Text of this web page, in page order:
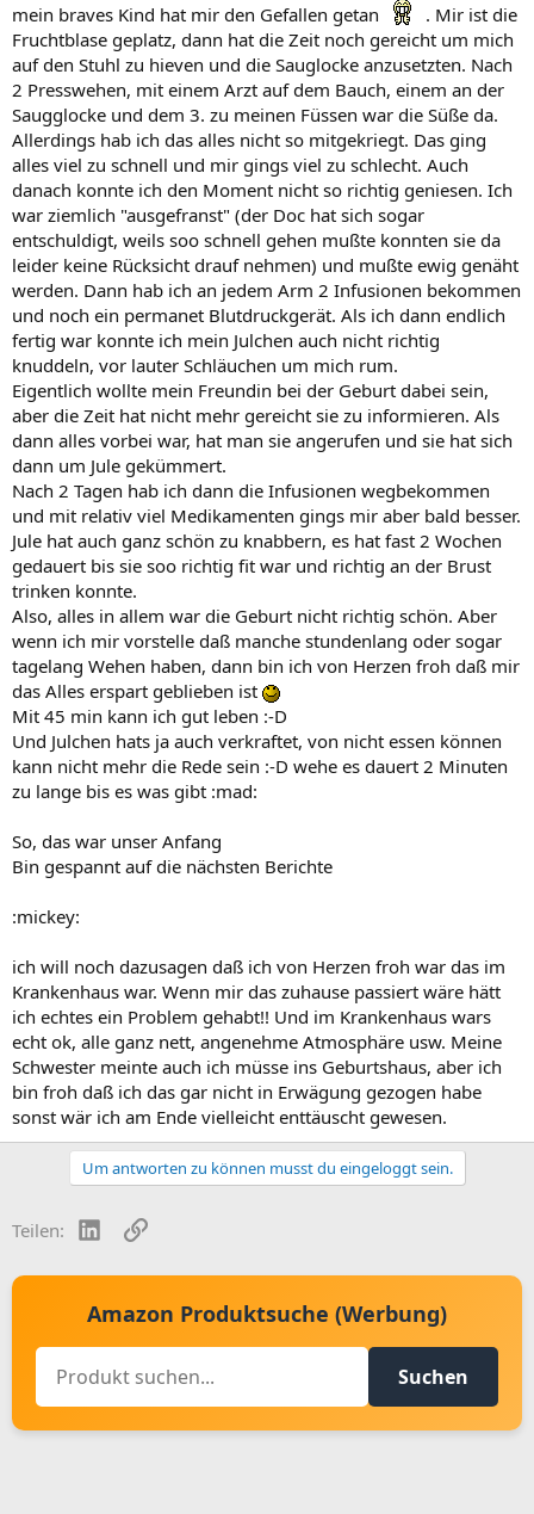
mein braves Kind hat mir den Gefallen getan
. Mir ist die
Fruchtblase geplatz, dann hat die Zeit noch gereicht um mich
auf den Stuhl zu hieven und die Sauglocke anzusetzten. Nach
2 Presswehen, mit einem Arzt auf dem Bauch, einem an der
Saugglocke und dem 3. zu meinen Füssen war die Süße da.
Allerdings hab ich das alles nicht so mitgekriegt. Das ging
alles viel zu schnell und mir gings viel zu schlecht. Auch
danach konnte ich den Moment nicht so richtig geniesen. Ich
war ziemlich "ausgefranst" (der Doc hat sich sogar
entschuldigt, weils soo schnell gehen mußte konnten sie da
leider keine Rücksicht drauf nehmen) und mußte ewig genäht
werden. Dann hab ich an jedem Arm 2 Infusionen bekommen
und noch ein permanet Blutdruckgerät. Als ich dann endlich
fertig war konnte ich mein Julchen auch nicht richtig
knuddeln, vor lauter Schläuchen um mich rum.
Eigentlich wollte mein Freundin bei der Geburt dabei sein,
aber die Zeit hat nicht mehr gereicht sie zu informieren. Als
dann alles vorbei war, hat man sie angerufen und sie hat sich
dann um Jule gekümmert.
Nach 2 Tagen hab ich dann die Infusionen wegbekommen
und mit relativ viel Medikamenten gings mir aber bald besser.
Jule hat auch ganz schön zu knabbern, es hat fast 2 Wochen
gedauert bis sie soo richtig fit war und richtig an der Brust
trinken konnte.
Also, alles in allem war die Geburt nicht richtig schön. Aber
wenn ich mir vorstelle daß manche stundenlang oder sogar
tagelang Wehen haben, dann bin ich von Herzen froh daß mir
das Alles erspart geblieben ist
Mit 45 min kann ich gut leben :-D
Und Julchen hats ja auch verkraftet, von nicht essen können
kann nicht mehr die Rede sein :-D wehe es dauert 2 Minuten
zu lange bis es was gibt :mad:
So, das war unser Anfang
Bin gespannt auf die nächsten Berichte
:mickey:
ich will noch dazusagen daß ich von Herzen froh war das im
Krankenhaus war. Wenn mir das zuhause passiert wäre hätt
ich echtes ein Problem gehabt!! Und im Krankenhaus wars
echt ok, alle ganz nett, angenehme Atmosphäre usw. Meine
Schwester meinte auch ich müsse ins Geburtshaus, aber ich
bin froh daß ich das gar nicht in Erwägung gezogen habe
sonst wär ich am Ende vielleicht enttäuscht gewesen.
Um antworten zu können musst du eingeloggt sein.
Teilen: LinkedInLink
Amazon Produktsuche (Werbung)
Suchen